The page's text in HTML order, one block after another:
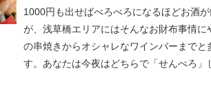
1000円も出せばべろべろになるほどお酒
が、浅草橋エリアにはそんなお財布事情
の串焼きからオシャレなワインバーまで
す。あなたは今夜はどちらで「せんべろ」